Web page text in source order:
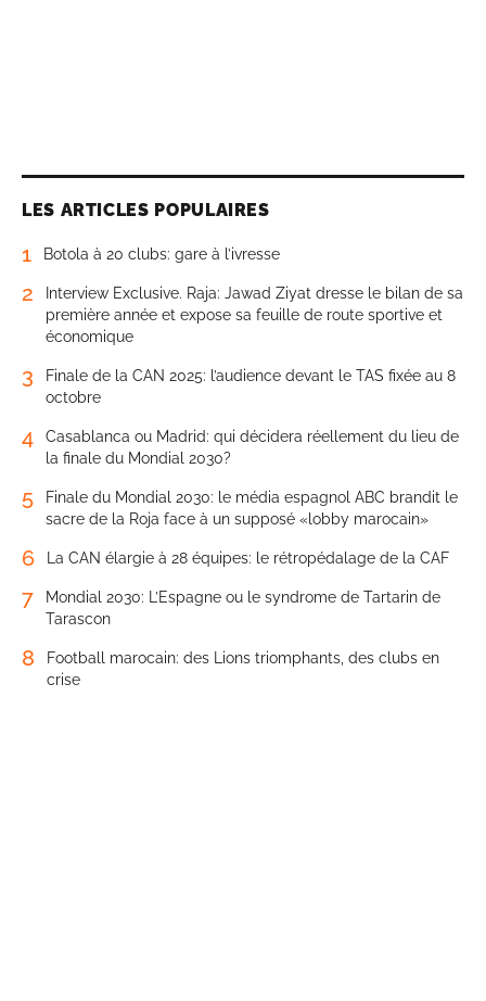
LES ARTICLES POPULAIRES
1 Botola à 20 clubs: gare à l’ivresse
2
Interview Exclusive. Raja: Jawad Ziyat dresse le bilan de sa
première année et expose sa feuille de route sportive et
économique
3
Finale de la CAN 2025: l’audience devant le TAS fixée au 8
octobre
4
Casablanca ou Madrid: qui décidera réellement du lieu de
la finale du Mondial 2030?
5
Finale du Mondial 2030: le média espagnol ABC brandit le
sacre de la Roja face à un supposé «lobby marocain»
6 La CAN élargie à 28 équipes: le rétropédalage de la CAF
7
Mondial 2030: L’Espagne ou le syndrome de Tartarin de
Tarascon
8
Football marocain: des Lions triomphants, des clubs en
crise